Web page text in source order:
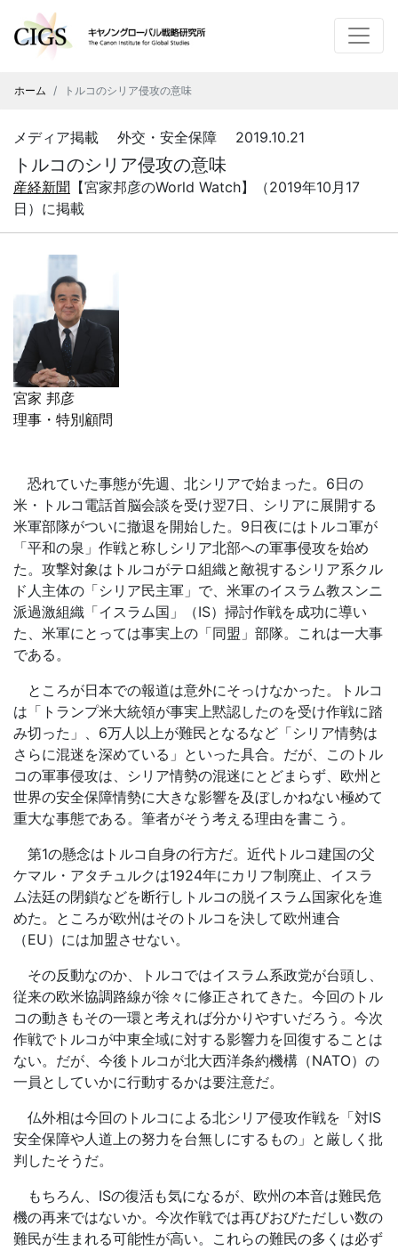
ホーム トルコのシリア侵攻の意味
メディア掲載 外交・安全保障 2019.10.21
トルコのシリア侵攻の意味
産経新聞 【宮家邦彦のWorld Watch】（2019年10月17
日）に掲載
宮家 邦彦
理事・特別顧問
恐れていた事態が先週、北シリアで始まった。6日の
米・トルコ電話首脳会談を受け翌7日、シリアに展開する
米軍部隊がついに撤退を開始した。9日夜にはトルコ軍が
「平和の泉」作戦と称しシリア北部への軍事侵攻を始め
た。攻撃対象はトルコがテロ組織と敵視するシリア系クル
ド人主体の「シリア民主軍」で、米軍のイスラム教スンニ
派過激組織「イスラム国」（IS）掃討作戦を成功に導い
た、米軍にとっては事実上の「同盟」部隊。これは一大事
である。
ところが日本での報道は意外にそっけなかった。トルコ
は「トランプ米大統領が事実上黙認したのを受け作戦に踏
み切った」、6万人以上が難民となるなど「シリア情勢は
さらに混迷を深めている」といった具合。だが、このトル
コの軍事侵攻は、シリア情勢の混迷にとどまらず、欧州と
世界の安全保障情勢に大きな影響を及ぼしかねない極めて
重大な事態である。筆者がそう考える理由を書こう。
第1の懸念はトルコ自身の行方だ。近代トルコ建国の父
ケマル・アタチュルクは1924年にカリフ制廃止、イスラ
ム法廷の閉鎖などを断行しトルコの脱イスラム国家化を進
めた。ところが欧州はそのトルコを決して欧州連合
（EU）には加盟させない。
その反動なのか、トルコではイスラム系政党が台頭し、
従来の欧米協調路線が徐々に修正されてきた。今回のトル
コの動きもその一環と考えれば分かりやすいだろう。今次
作戦でトルコが中東全域に対する影響力を回復することは
ない。だが、今後トルコが北大西洋条約機構（NATO）の
一員としていかに行動するかは要注意だ。
仏外相は今回のトルコによる北シリア侵攻作戦を「対IS
安全保障や人道上の努力を台無しにするもの」と厳しく批
判したそうだ。
もちろん、ISの復活も気になるが、欧州の本音は難民危
機の再来ではないか。今次作戦では再びおびただしい数の
難民が生まれる可能性が高い。これらの難民の多くは必ず